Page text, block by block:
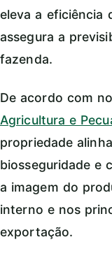
eleva a eficiência
assegura a
fazenda.
De acordo com
Agricultura e
propriedade
biosseguridade e
a imagem do
interno e nos
exportação.